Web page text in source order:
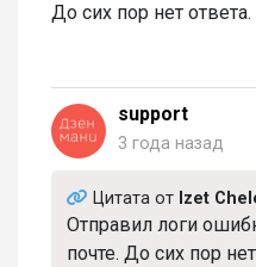
До сих пор нет ответа.
support
3 года назад
Цитата от Izet
Отправил логи
почте. До сих пор